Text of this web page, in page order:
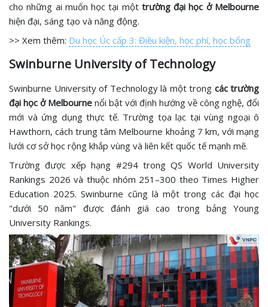
cho những ai muốn học tại mộttrường đại học ở Melbourne
hiện đại, sáng tạo và năng động.
>> Xem thêm: Du học Úc cấp 3: Điều kiện, học phí, học bổng
Swinburne University of Technology
Swinburne University of Technology là một trong các trường
đại học ở Melbourne nổi bật với định hướng về công nghệ, đổi
mới và ứng dụng thực tế. Trường tọa lạc tại vùng ngoại ô
Hawthorn, cách trung tâm Melbourne khoảng 7 km, với mạng
lưới cơ sở học rộng khắp vùng và liên kết quốc tế mạnh mẽ.
Trường được xếp hạng #294 trong QS World University
Rankings 2026 và thuộc nhóm 251–300 theo Times Higher
Education 2025. Swinburne cũng là một trong các đại học
"dưới 50 năm" được đánh giá cao trong bảng Young
University Rankings.